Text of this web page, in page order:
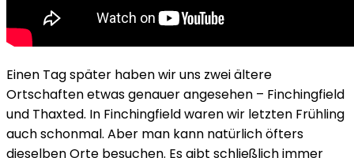
Einen Tag später haben wir uns zwei ältere
Ortschaften etwas genauer angesehen – Finchingfield
und Thaxted. In Finchingfield waren wir letzten Frühling
auch schonmal. Aber man kann natürlich öfters
dieselben Orte besuchen. Es gibt schließlich immer